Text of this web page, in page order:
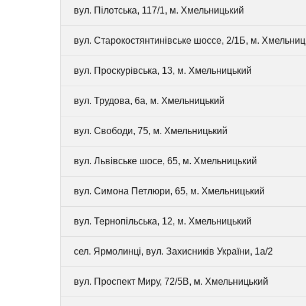
вул. Пілотська, 117/1, м. Хмельницький
вул. Старокостянтинівське шоссе, 2/1Б, м.
вул. Проскурівська, 13, м. Хмельницький
вул. Трудова, 6а, м. Хмельницький
вул. Свободи, 75, м. Хмельницький
вул. Львівське шосе, 65, м. Хмельницький
вул. Симона Петлюри, 65, м. Хмельницький
вул. Тернопільська, 12, м. Хмельницький
сел. Ярмолинці, вул. Захисників України, 1а/2
вул. Проспект Миру, 72/5В, м. Хмельницький